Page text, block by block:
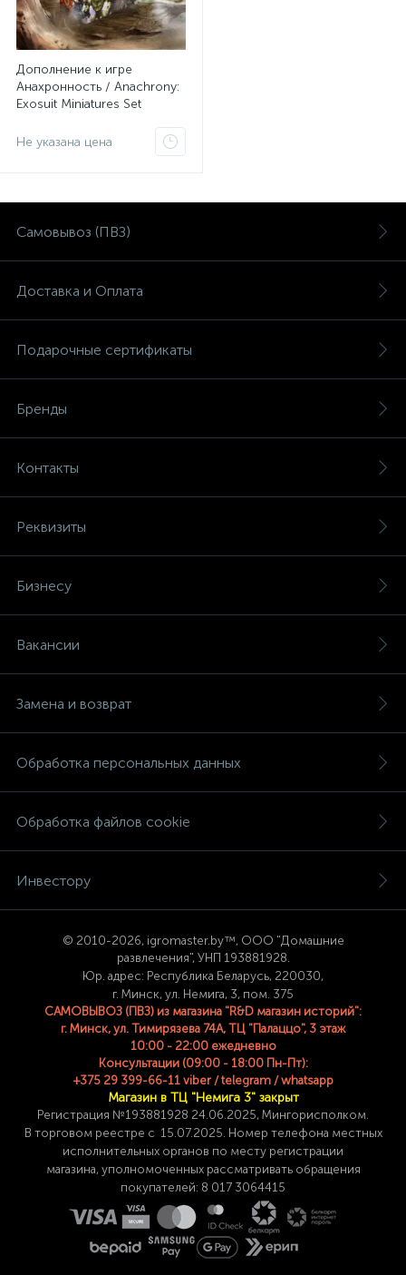
Дополнение к игре
Анахронность / Anachrony:
Exosuit Miniatures Set
Не указана цена
Самовывоз (ПВЗ)
Доставка и Оплата
Подарочные сертификаты
Бренды
Контакты
Реквизиты
Бизнесу
Вакансии
Замена и возврат
Обработка персональных данных
Обработка файлов cookie
Инвестору
© 2010-2026, igromaster.by™, ООО "Домашние
развлечения", УНП 193881928.
Юр. адрес: Республика Беларусь, 220030,
г. Минск, ул. Немига, 3, пом. 375
САМОВЫВОЗ (ПВЗ) из магазина "R&D магазин историй":
г. Минск, ул. Тимирязева 74A, ТЦ "Палаццо", 3 этаж
10:00 - 22:00 ежедневно
Консультации (09:00 - 18:00 Пн-Пт):
+375 29 399-66-11 viber / telegram / whatsapp
Магазин в ТЦ "Немига 3" закрыт
Регистрация №193881928 24 .06.2025, Мингорисполком.
В торговом реестре с 15.07.2025. Номер телефона местных
исполнительных органов по месту регистрации
магазина,уполномоченных рассматривать обращения
покупателей: 8 017 3064415